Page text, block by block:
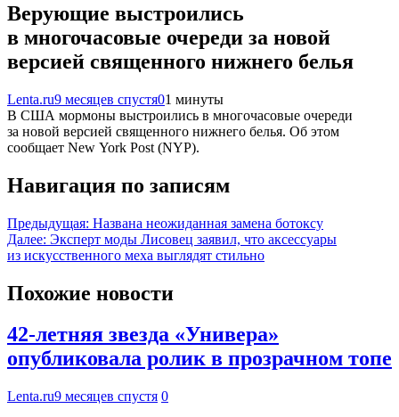
Верующие выстроились
в многочасовые очереди за новой
версией священного нижнего белья
Lenta.ru9 месяцев спустя01 минуты
В США мормоны выстроились в многочасовые очереди
за новой версией священного нижнего белья. Об этом
сообщает New York Post (NYP).
Навигация по записям
Предыдущая: Названа неожиданная замена ботоксу
Далее: Эксперт моды Лисовец заявил, что аксессуары
из искусственного меха выглядят стильно
Похожие новости
42-летняя звезда «Универа»
опубликовала ролик в прозрачном топе
Lenta.ru9 месяцев спустя 0